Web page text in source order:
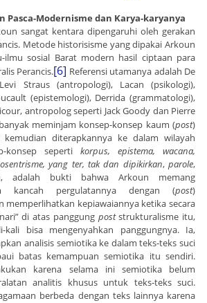
Pasca-Modernisme dan Karya-karyanya
sangat kentara dipengaruhi oleh gerakan
Metode historisisme yang dipakai Arkoun
ilmu sosial Barat modern hasil ciptaan para
Perancis.[6] Referensi utamanya adalah De
Straus (antropologi), Lacan (psikologi),
(epistemologi), Derrida (grammatologi),
antropolog seperti Jack Goody dan Pierre
meminjam konsep-konsep kaum (post)
diterapkannya ke dalam wilayah
konsep seperti korpus, epistema, wacana,
yang ter, tak dan dipikirkan, parole,
adalah bukti bahwa Arkoun memang
kancah pergulatannya dengan (post)
memperlihatkan kepiawaiannya ketika secara
di atas panggung poststrukturalisme itu,
bisa mengenyahkan panggungnya. Ia,
analisis semiotika ke dalam teks-teks suci
batas kemampuan semiotika itu sendiri.
karena selama ini semiotika belum
analitis khusus untuk teks-teks suci.
berbeda dengan teks lainnya karena